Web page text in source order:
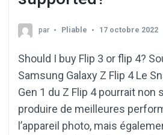
par Pliable 17 octobre 2022
Should I buy Flip 3 or flip 4?
Samsung Galaxy Z Flip 4 Le
Gen 1 du Z Flip 4 pourrait non
produire de meilleures
l’appareil photo, mais